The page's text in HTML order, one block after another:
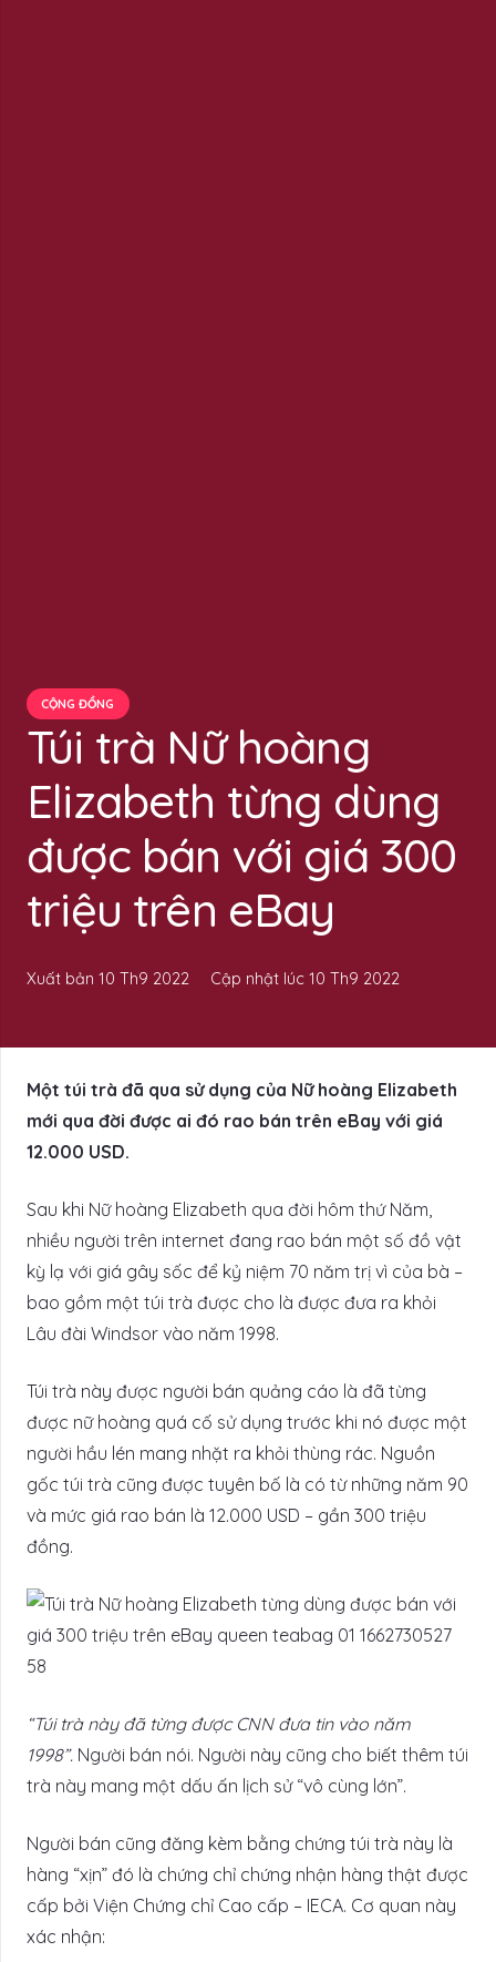
CỘNG ĐỒNG
Túi trà Nữ hoàng
Elizabeth từng dùng
được bán với giá 300
triệu trên eBay
Xuất bản 10 Th9 2022 Cập nhật lúc10 Th9 2022
Một túi trà đã qua sử dụng của Nữ hoàng Elizabeth
mới qua đời được ai đó rao bán trên eBay với giá
12.000 USD.
Sau khi Nữ hoàng Elizabeth qua đời hôm thứ Năm,
nhiều người trên internet đang rao bán một số đồ vật
kỳ lạ với giá gây sốc để kỷ niệm 70 năm trị vì của bà –
bao gồm một túi trà được cho là được đưa ra khỏi
Lâu đài Windsor vào năm 1998.
Túi trà này được người bán quảng cáo là đã từng
được nữ hoàng quá cố sử dụng trước khi nó được một
người hầu lén mang nhặt ra khỏi thùng rác. Nguồn
gốc túi trà cũng được tuyên bố là có từ những năm 90
và mức giá rao bán là 12.000 USD – gần 300 triệu
đồng.
“Túi trà này đã từng được CNN đưa tin vào năm
1998”. Người bán nói. Người này cũng cho biết thêm túi
trà này mang một dấu ấn lịch sử “vô cùng lớn”.
Người bán cũng đăng kèm bằng chứng túi trà này là
hàng “xịn” đó là chứng chỉ chứng nhận hàng thật được
cấp bởi Viện Chứng chỉ Cao cấp – IECA. Cơ quan này
xác nhận: